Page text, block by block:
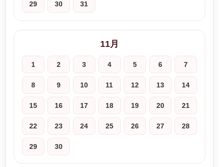
29 30 31
11月
1 2 3 4 5 6 7
8 9 10 11 12 13 14
15 16 17 18 19 20 21
22 23 24 25 26 27 28
29 30